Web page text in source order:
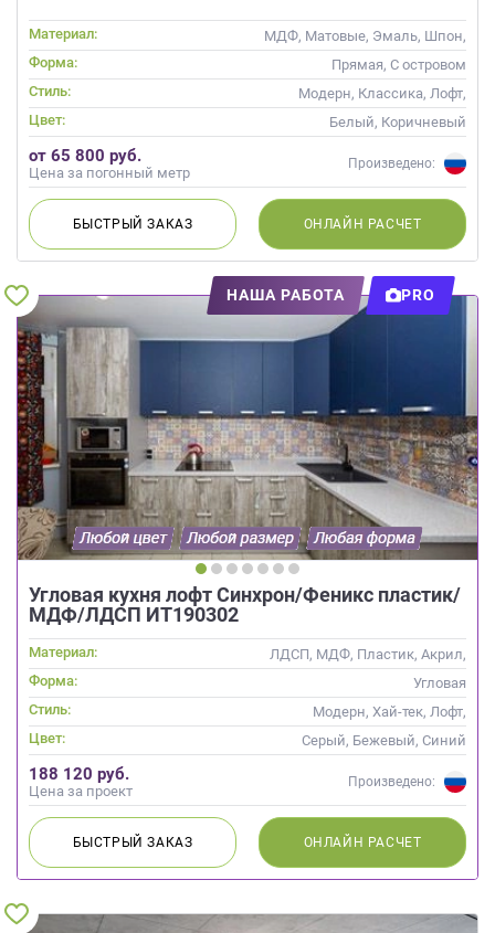
Материал:
МДФ, Матовые, Эмаль, Шпон,
Глянцевые
Форма:
Прямая, С островом
Стиль:
Модерн, Классика, Лофт,
Скандинавский, Неоклассика,
Современные
Цвет: Белый, Коричневый
от 65 800 руб.
Цена за погонный метр
Произведено:
БЫСТРЫЙЗАКАЗ ОНЛАЙН РАСЧЕТ
НАША РАБОТА PRO
Угловая кухня лофт Синхрон/Феникс пластик/
МДФ/ЛДСП ИТ190302
Материал:
ЛДСП, МДФ, Пластик, Акрил,
Alvic / УФ лак
Форма:
Угловая
Стиль:
Модерн, Хай-тек, Лофт,
Современные
Цвет: Серый, Бежевый, Синий
188 120 руб.
Цена за проект
Произведено:
БЫСТРЫЙЗАКАЗ ОНЛАЙН РАСЧЕТ